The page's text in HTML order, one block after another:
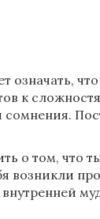
означать,
к
о том, что
возникли